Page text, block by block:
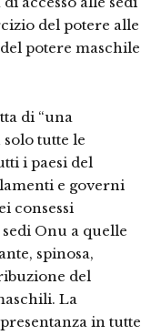
del potere alle
potere maschile
di “una
tutte le
i paesi del
e governi
consessi
Onu a quelle
spinosa,
del
La
in tutte